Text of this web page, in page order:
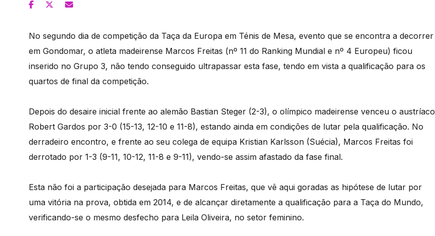
No segundo dia de competição da Taça da Europa em Ténis de Mesa, evento que se encontra a decorrer
em Gondomar, o atleta madeirense Marcos Freitas (nº 11 do Ranking Mundial e nº 4 Europeu) ficou
inserido no Grupo 3, não tendo conseguido ultrapassar esta fase, tendo em vista a qualificação para os
quartos de final da competição.
Depois do desaire inicial frente ao alemão Bastian Steger (2-3), o olímpico madeirense venceu o austríaco
Robert Gardos por 3-0 (15-13, 12-10 e 11-8), estando ainda em condições de lutar pela qualificação. No
derradeiro encontro, e frente ao seu colega de equipa Kristian Karlsson (Suécia), Marcos Freitas foi
derrotado por 1-3 (9-11, 10-12, 11-8 e 9-11), vendo-se assim afastado da fase final.
Esta não foi a participação desejada para Marcos Freitas, que vê aqui goradas as hipótese de lutar por
uma vitória na prova, obtida em 2014, e de alcançar diretamente a qualificação para a Taça do Mundo,
verificando-se o mesmo desfecho para Leila Oliveira, no setor feminino.